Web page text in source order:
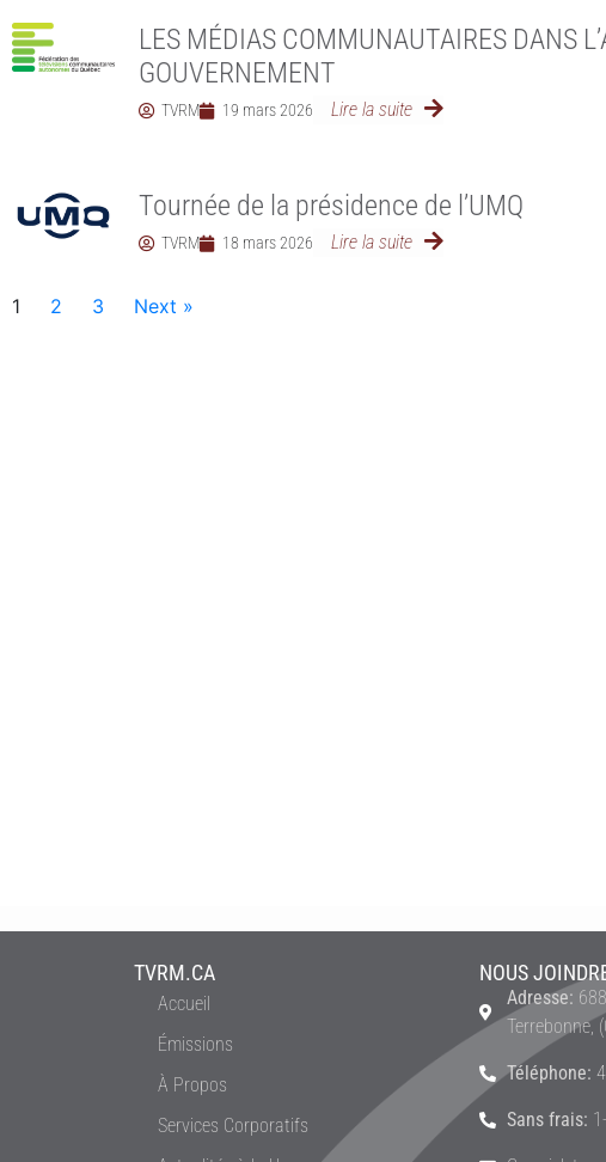
LES MÉDIAS COMMUNAUTAIRES DANS
GOUVERNEMENT
TVRM 19 mars 2026 Lire la suite
Tournée de la présidence de l’UMQ
TVRM 18 mars 2026 Lire la suite
1 2 3 Next »
TVRM.CA
Accueil
Émissions
À Propos
Services Corporatifs
NOUS
Adresse:
Terrebonne,
Téléphone:
Sans frais: